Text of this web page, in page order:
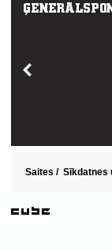
Saites / Sīkdatnes